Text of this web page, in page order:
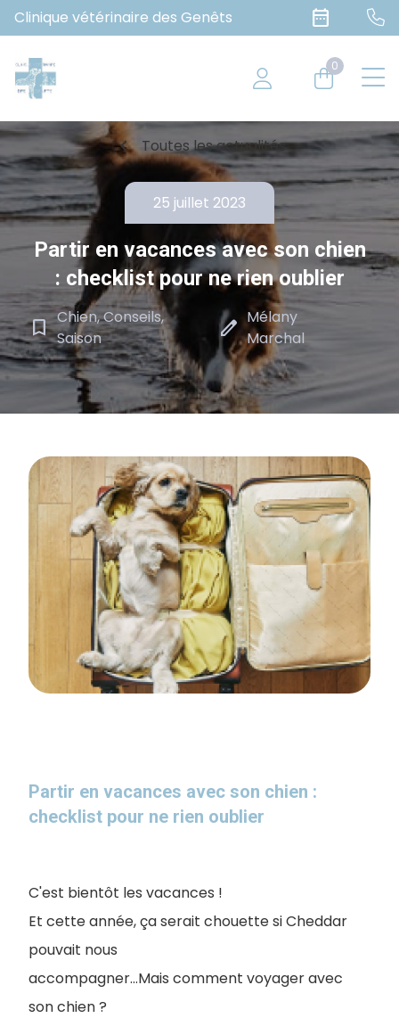
Clinique vétérinaire des Genêts date_range
0
chevron_left Toutes les actualités
25 juillet 2023
Partir en vacances avec son chien
: checklist pour ne rien oublier
bookmark_border Chien, Conseils,
Saison
edit Mélany
Marchal
Partir en vacances avec son chien :
checklist pour ne rien oublier
C'est bientôt les vacances !
Et cette année, ça serait chouette si Cheddar
pouvait nous
accompagner...Mais comment voyager avec
son chien ?